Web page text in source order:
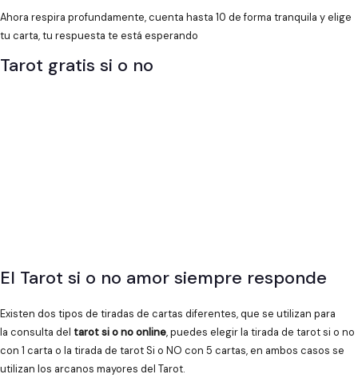
Ahora respira profundamente, cuenta hasta 10 de forma tranquila y elige
tu carta, tu respuesta te está esperando
Tarot gratis si o no
El Tarot si o no amor siempre responde
Existen dos tipos de tiradas de cartas diferentes, que se utilizan para
la consulta del tarot si o no online, puedes elegir la tirada de tarot si o no
con 1 carta o la tirada de tarot Si o NO con 5 cartas, en ambos casos se
utilizan los arcanos mayores del Tarot.